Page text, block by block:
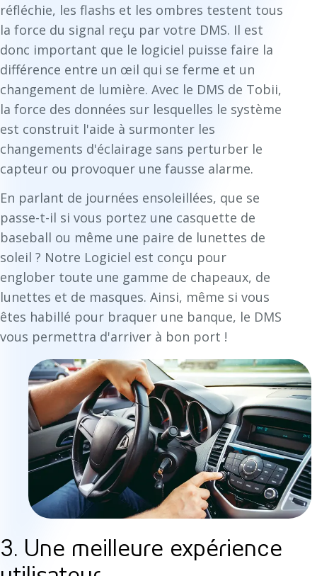
réfléchie, les flashs et les ombres testent tous
la force du signal reçu par votre DMS. Il est
donc important que le logiciel puisse faire la
différence entre un œil qui se ferme et un
changement de lumière. Avec le DMS de Tobii,
la force des données sur lesquelles le système
est construit l'aide à surmonter les
changements d'éclairage sans perturber le
capteur ou provoquer une fausse alarme.
En parlant de journées ensoleillées, que se
passe-t-il si vous portez une casquette de
baseball ou même une paire de lunettes de
soleil ? Notre Logiciel est conçu pour
englober toute une gamme de chapeaux, de
lunettes et de masques. Ainsi, même si vous
êtes habillé pour braquer une banque, le DMS
vous permettra d'arriver à bon port !
3. Une meilleure expérience